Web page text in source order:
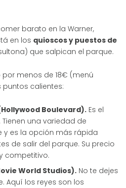
barato en la Warner,
en los quioscos y puestos de
que salpican el parque.
menos de 18€ (menú
calientes:
Boulevard). Es el
una variedad de
y es la opción más rápida
de salir del parque. Su precio
competitivo.
World Studios). No te dejes
Aquí los reyes son los